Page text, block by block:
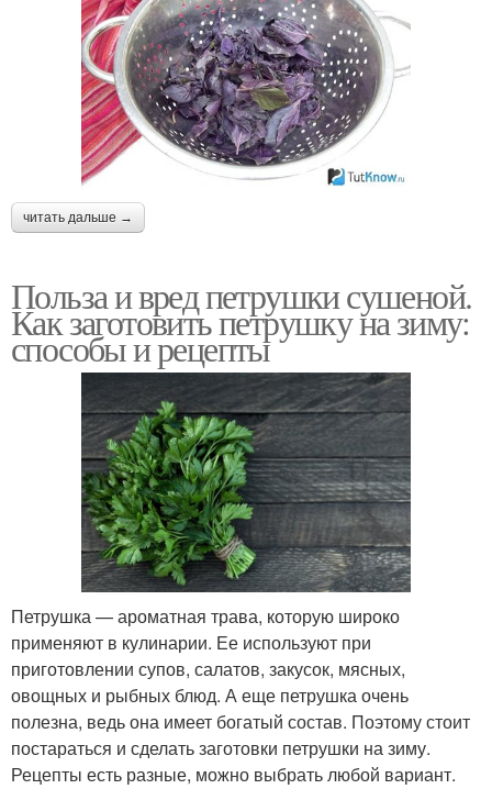
читать дальше →
Польза и вред петрушки сушеной.
Как заготовить петрушку на зиму:
способы и рецепты
Петрушка — ароматная трава, которую широко
применяют в кулинарии. Ее используют при
приготовлении супов, салатов, закусок, мясных,
овощных и рыбных блюд. А еще петрушка очень
полезна, ведь она имеет богатый состав. Поэтому стоит
постараться и сделать заготовки петрушки на зиму.
Рецепты есть разные, можно выбрать любой вариант.